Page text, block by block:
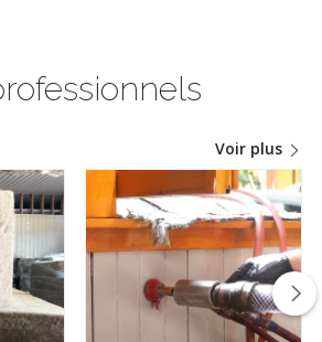
Voir plus